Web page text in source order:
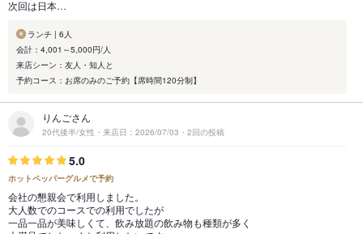
次回は日本…
ランチ | 6人
会計：4,001～5,000円/人
来店シーン：友人・知人と
予約コース：お席のみのご予約【席時間120分制】
りんごさん
20代後半/女性・来店日：2026/07/03・2回の投稿
5.0
ホットペッパーグルメで予約
会社の懇親会で利用しました。
大人数でのコースでの利用でしたが
一品一品が美味しくて、飲み放題の飲み物も種類が多く